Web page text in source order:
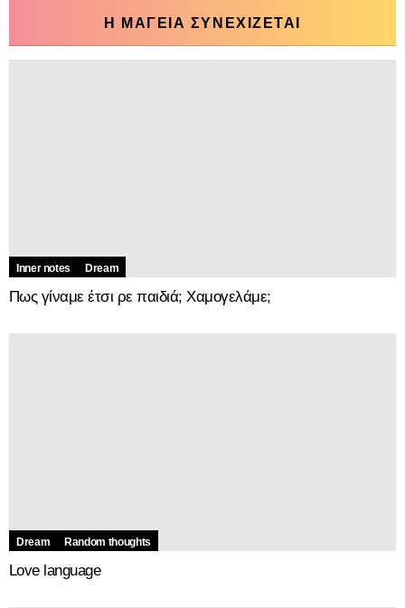
Η ΜΑΓΕΙΑ ΣΥΝΕΧΙΖΕΤΑΙ
Inner notes Dream
Πως γίναμε έτσι ρε παιδιά; Χαμογελάμε;
Dream Random thoughts
Love language